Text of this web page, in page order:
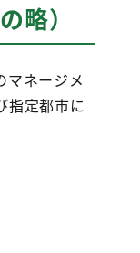
）
マネージメ
指定都市に